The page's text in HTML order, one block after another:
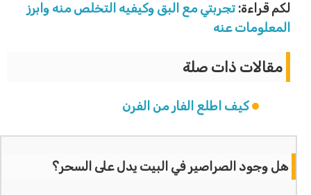
لكم قراءة:تجربتي مع البق وكيفيه التخلص منه وابرز
المعلومات عنه
مقالات ذات صلة
كيف اطلع الفار من الفرن
هل وجود الصراصير في البيت يدل على السحر؟